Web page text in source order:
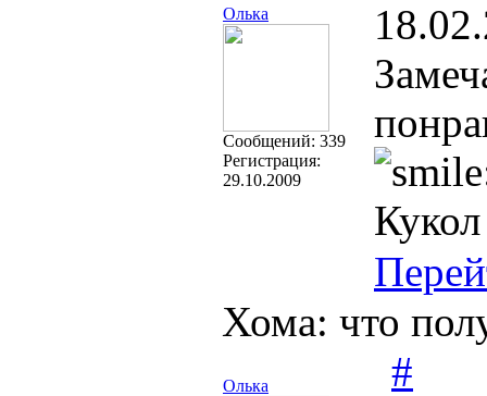
Олька
Cообщений: 339
Регистрация:
29.10.2009
Хома: что
Олька
#